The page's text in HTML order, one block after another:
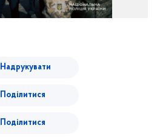
Надрукувати
Поділитися
Поділитися